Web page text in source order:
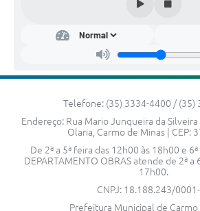
Telefone: (35) 3334-4400 / (35)
Endereço: Rua Mario Junqueira da
Olaria, Carmo de Minas | CEP:
De 2ª a 5ª feira das 12h00 às 18h00 e
DEPARTAMENTO OBRAS atende de 2ª a
17h00.
CNPJ: 18.188.243/
Prefeitura Municipal de Carmo